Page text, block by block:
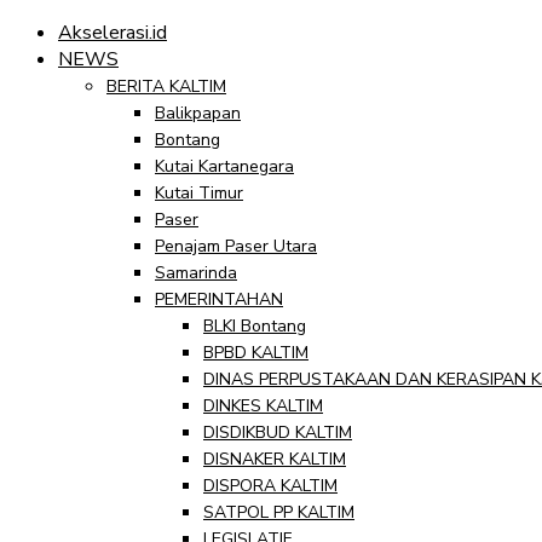
Akselerasi.id
NEWS
BERITA KALTIM
Balikpapan
Bontang
Kutai Kartanegara
Kutai Timur
Paser
Penajam Paser Utara
Samarinda
PEMERINTAHAN
BLKI Bontang
BPBD KALTIM
DINAS PERPUSTAKAAN DAN KERASIPAN
DINKES KALTIM
DISDIKBUD KALTIM
DISNAKER KALTIM
DISPORA KALTIM
SATPOL PP KALTIM